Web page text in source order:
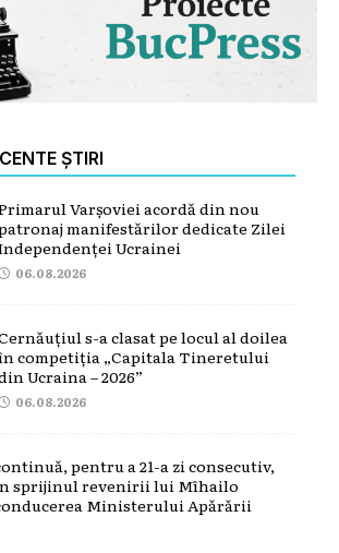
ȘTIRI
Varșoviei acordă din nou
manifestărilor dedicate Zilei
Ucrainei
06.08.2026
s-a clasat pe locul al doilea
competiția „Capitala Tineretului
Ucraina – 2026”
06.08.2026
pentru a 21-a zi consecutiv,
sprijinul revenirii lui Mîhailo
Ministerului Apărării